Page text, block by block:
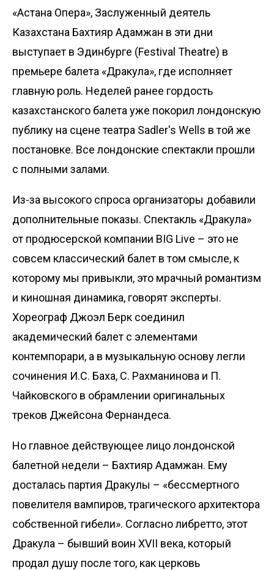
«Астана Опера», Заслуженный деятель
Казахстана Бахтияр Адамжан в эти дни
выступает в Эдинбурге (Festival Theatre) в
премьере балета «Дракула», где исполняет
главную роль. Неделей ранее гордость
казахстанского балета уже покорил лондонскую
публику на сцене театра Sadler's Wells в той же
постановке. Все лондонские спектакли прошли
с полными залами.
Из-за высокого спроса организаторы добавили
дополнительные показы. Спектакль «Дракула»
от продюсерской компании BIG Live – это не
совсем классический балет в том смысле, к
которому мы привыкли, это мрачный романтизм
и киношная динамика, говорят эксперты.
Хореограф Джоэл Берк соединил
академический балет с элементами
контемпорари, а в музыкальную основу легли
сочинения И.С. Баха, С. Рахманинова и П.
Чайковского в обрамлении оригинальных
треков Джейсона Фернандеса.
Но главное действующее лицо лондонской
балетной недели – Бахтияр Адамжан. Ему
досталась партия Дракулы – «бессмертного
повелителя вампиров, трагического архитектора
собственной гибели». Согласно либретто, этот
Дракула – бывший воин XVII века, который
продал душу после того, как церковь